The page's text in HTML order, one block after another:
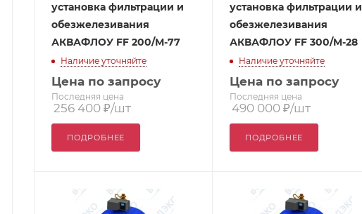
установка фильтрации и
обезжелезивания
АКВАФЛОУ FF 200/М-77
Наличие уточняйте
Цена по запросу
Последняя цена
256 400 ₽/шт
ПОДРОБНЕЕ
установка фильтрации и
обезжелезивания
АКВАФЛОУ FF 300/M-28
Наличие уточняйте
Цена по запросу
Последняя цена
490 000 ₽/шт
ПОДРОБНЕЕ